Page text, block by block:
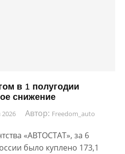
в 1 полугодии
снижение
Автор: Freedom_auto
«АВТОСТАТ», за 6
было куплено 173,1